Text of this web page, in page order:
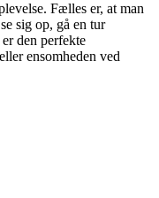
Fælles er, at man
sig op, gå en tur
den perfekte
ensomheden ved